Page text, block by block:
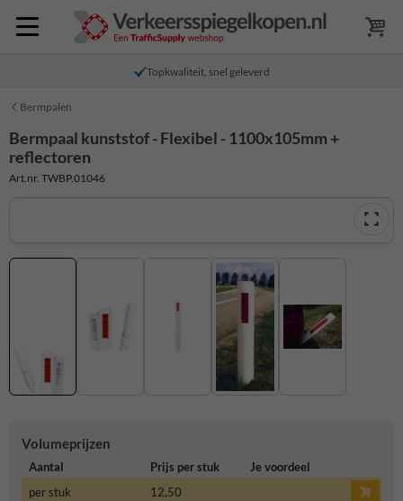
Topkwaliteit, snel geleverd
Bermpalen
Bermpaal kunststof - Flexibel - 1100x105mm +
reflectoren
Art.nr. TWBP.01046
Volumeprijzen
Aantal Prijs per stuk
Je voordeel
per stuk
12,50